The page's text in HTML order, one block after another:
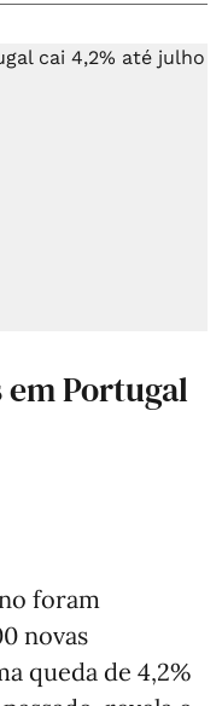
em Portugal
foram
novas
queda de 4,2%